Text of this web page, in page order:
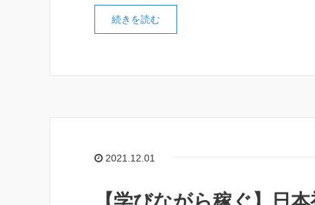
続きを読む
2021.12.01